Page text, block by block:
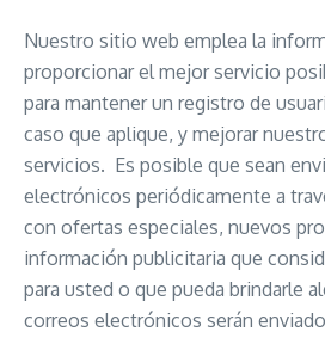
Nuestro sitio web emplea la
proporcionar el mejor servicio
para mantener un registro de
caso que aplique, y mejorar
servicios. Es posible que sean
electrónicos periódicamente a
con ofertas especiales, nuevos
información publicitaria que
para usted o que pueda brindarle
correos electrónicos serán